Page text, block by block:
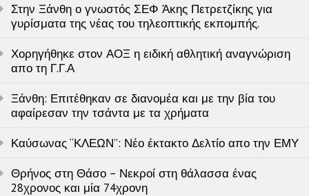
Στην Ξάνθη ο γνωστός ΣΕΦ Άκης Πετρετζίκης για
γυρίσματα της νέας του τηλεοπτικής εκπομπής.
Χορηγήθηκε στον ΑΟΞ η ειδική αθλητική αναγνώριση
απο τη Γ.Γ.Α
Ξάνθη: Επιτέθηκαν σε διανομέα και με την βία του
αφαίρεσαν την τσάντα με τα χρήματα
Καύσωνας “ΚΛΕΩΝ”: Νέο έκτακτο Δελτίο απο την ΕΜΥ
Θρήνος στη Θάσο – Νεκροί στη θάλασσα ένας
28χρονος και μία 74χρονη